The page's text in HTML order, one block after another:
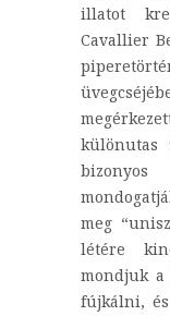
illatot
Cavallier
különutas
meg
létére
mondjuk a
fújkálni,